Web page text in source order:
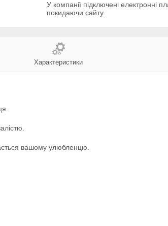
У компанії підключені електронні
покидаючи сайту.
Характеристики
вашому улюбленцю.